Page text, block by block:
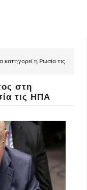
κατηγορεί η Ρωσία τις
στη
τις ΗΠΑ